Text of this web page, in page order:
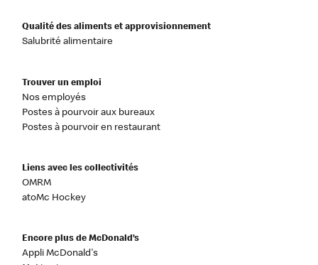
Qualité des aliments et approvisionnement
Salubrité alimentaire
Trouver un emploi
Nos employés
Postes à pourvoir aux bureaux
Postes à pourvoir en restaurant
Liens avec les collectivités
OMRM
atoMc Hockey
Encore plus de McDonald’s
Appli McDonald's